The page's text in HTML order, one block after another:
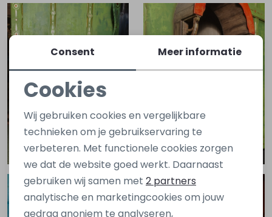
Bekijk look Bekijk look
Noodzakelijke cookies
Personalisatie cookies
Analytische cookies
Marketing cookies
Consent Meer informatie
Cookies
Wij gebruiken cookies en vergelijkbare
technieken om je gebruikservaring te
verbeteren. Met functionele cookies zorgen
we dat de website goed werkt. Daarnaast
gebruiken wij samen met 2 partners
analytische en marketingcookies om jouw
gedrag anoniem te analyseren,